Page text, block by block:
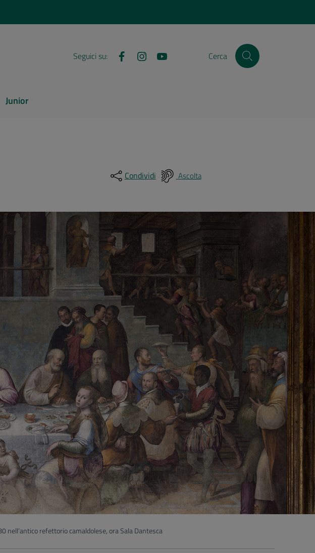
Seguici su: FacebookInstagram Cerca
Junior
Condividi Ascolta
nell’antico refettorio camaldolese, ora Sala Dantesca